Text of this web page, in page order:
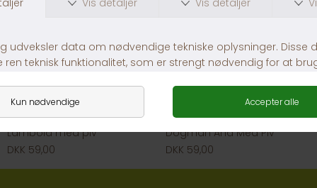
Lambold med piv
DKK 59,00
Dogman And Med Piv
DKK 59,00